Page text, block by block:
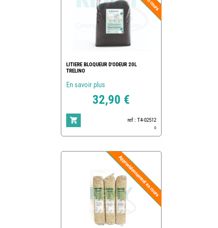
LITIERE BLOQUEUR D'ODEUR 20L
TRELINO
En savoir plus
32,90 €
ref : T4-02512
0